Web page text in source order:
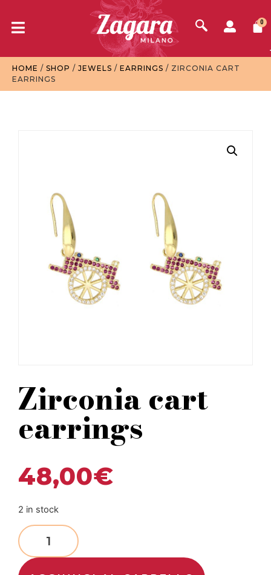
0
HOME / SHOP / JEWELS / EARRINGS / ZIRCONIA CART
EARRINGS
Zirconia cart
earrings
48,00€
2 in stock